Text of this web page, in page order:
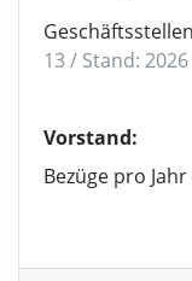
13 / Stand: 2026
Vorstand:
Bezüge pro